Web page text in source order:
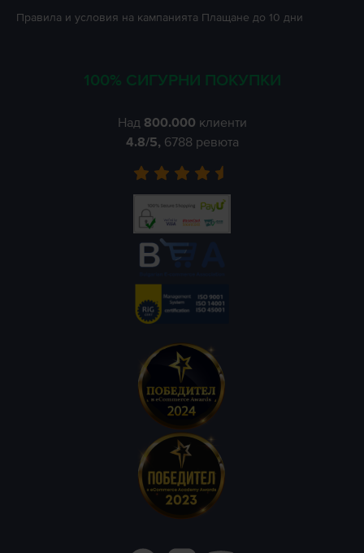
Правила и условия на кампанията Плащане до 10 дни
100% СИГУРНИ ПОКУПКИ
Над 800.000 клиенти
4.8/5, 6788 ревюта